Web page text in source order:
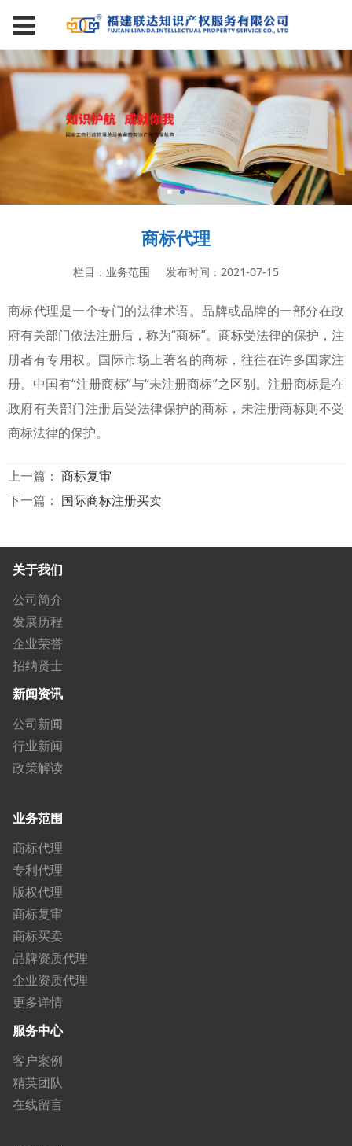
商标代理
栏目：业务范围 发布时间：2021-07-15
商标代理是一个专门的法律术语。品牌或品牌的一部分在政
府有关部门依法注册后，称为“商标”。商标受法律的保护，注
册者有专用权。国际市场上著名的商标，往往在许多国家注
册。中国有“注册商标”与“未注册商标”之区别。注册商标是在
政府有关部门注册后受法律保护的商标，未注册商标则不受
商标法律的保护。
上一篇： 商标复审
下一篇： 国际商标注册买卖
关于我们
公司简介
发展历程
企业荣誉
招纳贤士
新闻资讯
公司新闻
行业新闻
政策解读
业务范围
商标代理
专利代理
版权代理
商标复审
商标买卖
品牌资质代理
企业资质代理
更多详情
服务中心
客户案例
精英团队
在线留言